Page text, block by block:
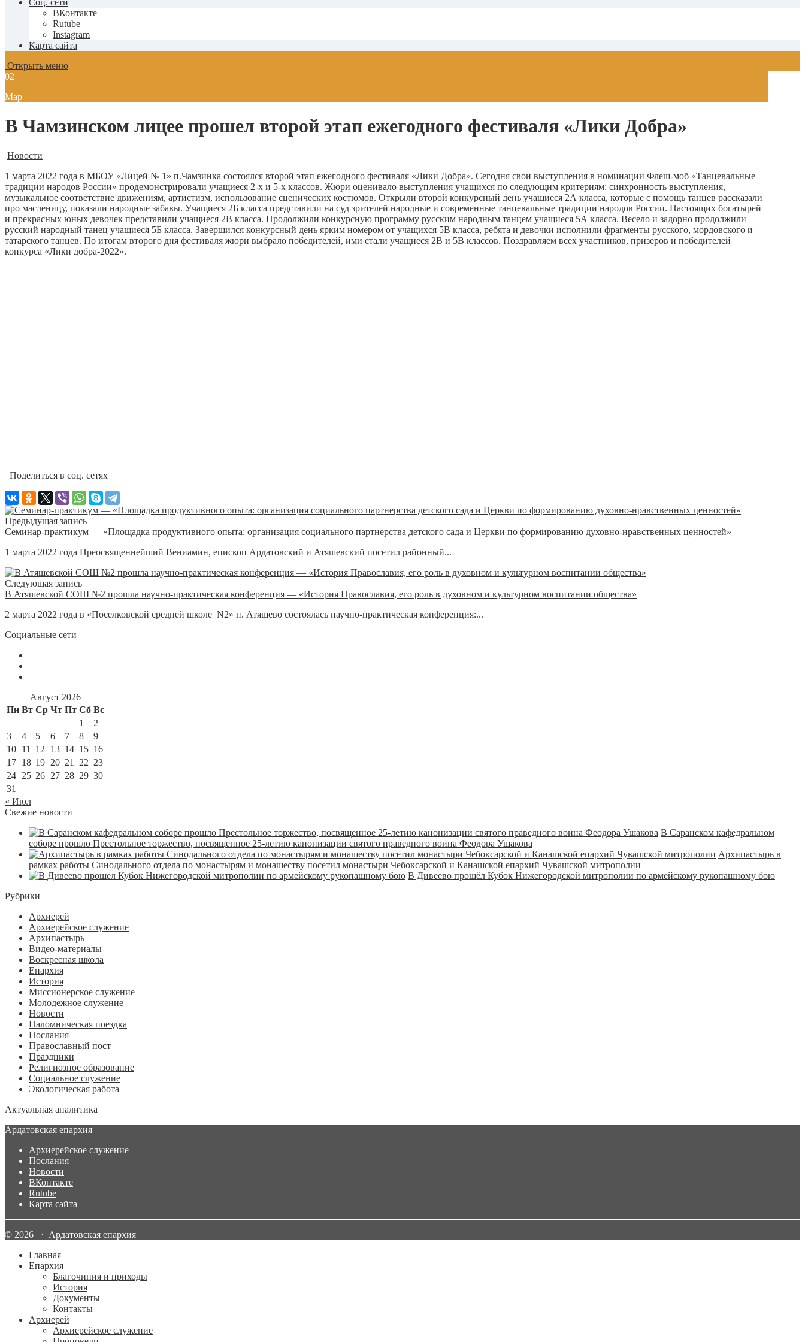
Соц. сети
ВКонтакте
Rutube
Instagram
Карта сайта
Открыть меню
02
Мар
В Чамзинском лицее прошел второй этап ежегодного фестиваля «Лики Добра»
Новости
1 марта 2022 года в МБОУ «Лицей № 1» п.Чамзинка состоялся второй этап ежегодного фестиваля «Лики Добра». Сегодня свои выступления в номинации Флеш-моб «Танцевальные
традиции народов России» продемонстрировали учащиеся 2-х и 5-х классов. Жюри оценивало выступления учащихся по следующим критериям: синхронность выступления,
музыкальное соответствие движениям, артистизм, использование сценических костюмов. Открыли второй конкурсный день учащиеся 2А класса, которые с помощь танцев рассказали
про масленицу, показали народные забавы. Учащиеся 2Б класса представили на суд зрителей народные и современные танцевальные традиции народов России. Настоящих богатырей
и прекрасных юных девочек представили учащиеся 2В класса. Продолжили конкурсную программу русским народным танцем учащиеся 5А класса. Весело и задорно продолжили
русский народный танец учащиеся 5Б класса. Завершился конкурсный день ярким номером от учащихся 5В класса, ребята и девочки исполнили фрагменты русского, мордовского и
татарского танцев. По итогам второго дня фестиваля жюри выбрало победителей, ими стали учащиеся 2В и 5В классов. Поздравляем всех участников, призеров и победителей
конкурса «Лики добра-2022».
Поделиться в соц. сетях
Предыдущая запись
Семинар-практикум — «Площадка продуктивного опыта: организация социального партнерства детского сада и Церкви по формированию духовно-нравственных ценностей»
1 марта 2022 года Преосвященнейший Вениамин, епископ Ардатовский и Атяшевский посетил районный...
Следующая запись
В Атяшевской СОШ №2 прошла научно-практическая конференция — «История Православия, его роль в духовном и культурном воспитании общества»
2 марта 2022 года в «Поселковской средней школе N2» п. Атяшево состоялась научно-практическая конференция:...
Социальные сети
Август 2026
Пн Вт Ср Чт Пт Сб Вс
1
2
3
4 5 6 7 8
9
10 11 12 13 14 15 16
17 18 19 20 21 22 23
24 25 26 27 28 29 30
31
« Июл
Свежие новости
В Саранском кафедральном
соборе прошло Престольное торжество, посвященное 25-летию канонизации святого праведного воина Феодора Ушакова
Архипастырь в
рамках работы Синодального отдела по монастырям и монашеству посетил монастыри Чебоксарской и Канашской епархий Чувашской митрополии
В Дивеево прошёл Кубок Нижегородской митрополии по армейскому рукопашному бою
Рубрики
Архиерей
Архиерейское служение
Архипастырь
Видео-материалы
Воскресная школа
Епархия
История
Миссионерское служение
Молодежное служение
Новости
Паломническая поездка
Послания
Православный пост
Праздники
Религиозное образование
Социальное служение
Экологическая работа
Актуальная аналитика
Ардатовская епархия
Архиерейское служение
Послания
Новости
ВКонтакте
Rutube
Карта сайта
© 2026 · Ардатовская епархия
Главная
Епархия
Благочиния и приходы
История
Документы
Контакты
Архиерей
Архиерейское служение